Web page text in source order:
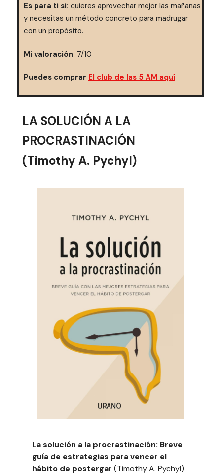
Es para ti si: quieres aprovechar mejor las mañanas
y necesitas un método concreto para madrugar
con un propósito.
Mi valoración: 7/10
Puedes comprar El club de las 5 AM aquí
LA SOLUCIÓN A LA
PROCRASTINACIÓN
(Timothy A. Pychyl)
La solución a la procrastinación: Breve
guía de estrategias para vencer el
hábito de postergar (Timothy A. Pychyl)